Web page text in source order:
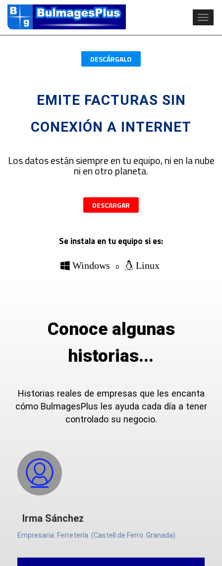
DESCÁRGALO
EMITE FACTURAS SIN
CONEXIÓN A INTERNET
Los datos están siempre en tu equipo, ni en la nube
ni en otro planeta.
DESCARGAR
Se instala en tu equipo si es:
Windows o Linux
Conoce algunas
historias...
Historias reales de empresas que les encanta
cómo BulmagesPlus les ayuda cada día a tener
controlado su negocio.
Irma Sánchez
Empresaria. Ferretería. (Castell de Ferro. Granada)